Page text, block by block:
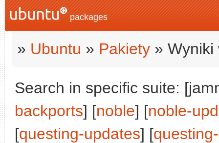
packages
» Ubuntu » Pakiety » Wyniki
Search in specific suite:
backports] [noble] [noble-
[questing-updates] [